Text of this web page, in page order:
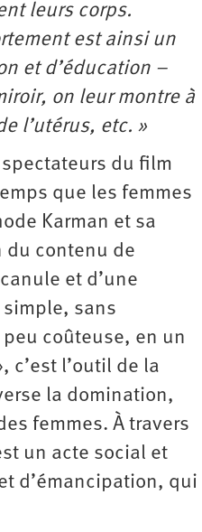
leurs corps.
est ainsi un
et d’éducation –
on leur montre à
l’utérus, etc. »
du film
que les femmes
Karman et sa
du contenu de
et d’une
simple, sans
coûteuse, en un
c’est l’outil de la
la domination,
femmes. À travers
un acte social et
d’émancipation, qui